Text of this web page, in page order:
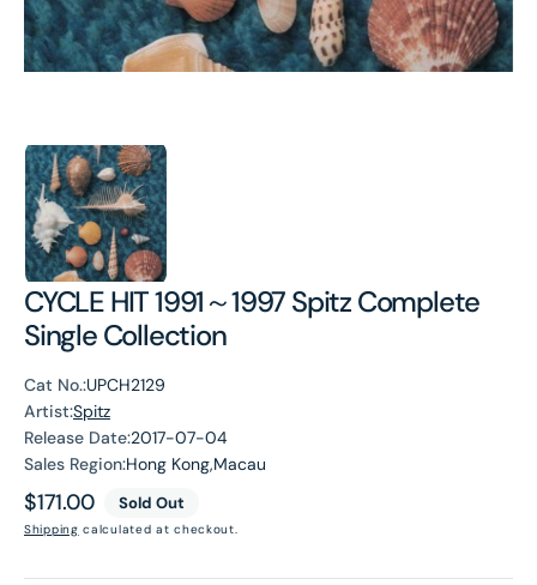
CYCLE HIT 1991～1997 Spitz Complete
Single Collection
Cat No.:UPCH2129
Artist:Spitz
Release Date:2017-07-04
Sales Region:Hong Kong,Macau
Regular
price
$171.00 Sold Out
Shipping calculated at checkout.